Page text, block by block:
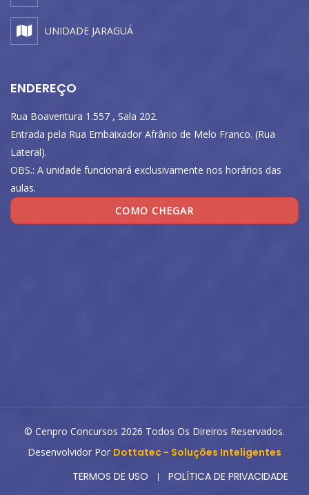
UNIDADE JARAGUÁ
ENDEREÇO
Rua Boaventura 1.557 , Sala 202.
Entrada pela Rua Embaixador Afrânio de Melo Franco. (Rua
Lateral).
OBS.: A unidade funcionará exclusivamente nos horários das
aulas.
COMO CHEGAR
© Cenpro Concursos 2026 Todos Os Direiros Reservados.
Desenvolvidor Por Dottatec - Soluções Inteligentes
TERMOS DE USO
POLÍTICA DE PRIVACIDADE